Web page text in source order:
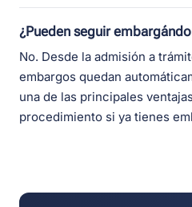
¿Pueden seguir
No. Desde la admisión a
embargos quedan
una de las principales
procedimiento si ya tienes